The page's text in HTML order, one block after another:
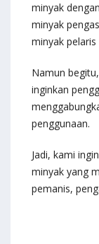
minyak
minyak
minyak
Namun
inginkan
penggunaan.
Jadi, kami
minyak yang
pemanis,